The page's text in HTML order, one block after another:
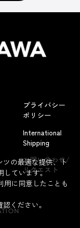
よくあるお問い合わせ
プライバシー
ポリシー
International
Shipping
お問い合わせ/
リクエスト
ツの最適な提供、ト
しています。
に同意したことも
ください。